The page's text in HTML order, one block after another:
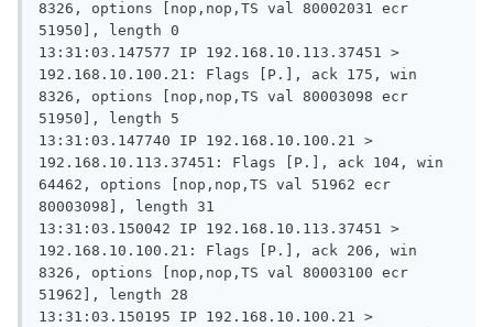
8326, options [nop,nop,TS val 80002031 ecr
51950], length 0
13:31:03.147577 IP 192.168.10.113.37451 >
192.168.10.100.21: Flags [P.], ack 175, win
8326, options [nop,nop,TS val 80003098 ecr
51950], length 5
13:31:03.147740 IP 192.168.10.100.21 >
192.168.10.113.37451: Flags [P.], ack 104, win
64462, options [nop,nop,TS val 51962 ecr
80003098], length 31
13:31:03.150042 IP 192.168.10.113.37451 >
192.168.10.100.21: Flags [P.], ack 206, win
8326, options [nop,nop,TS val 80003100 ecr
51962], length 28
13:31:03.150195 IP 192.168.10.100.21 >